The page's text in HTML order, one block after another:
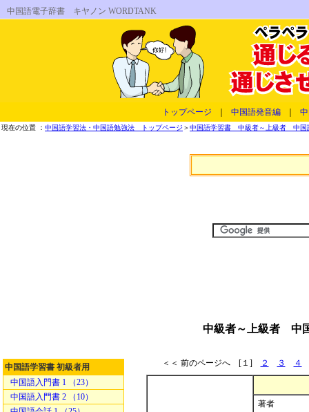
中国語電子辞書 キヤノン WORDTANK
トップページ 中国語発音編
現在の位置 ： 中国語学習法・中国語勉強法 トップページ ＞中国語学習書 中級者～上級者 中国
中級者～上級者 中
中国語学習書 初級者用
中国語入門書 1 （23）
中国語入門書 2 （10）
＜＜ 前のページへ [１] ２ ３ ４
著者